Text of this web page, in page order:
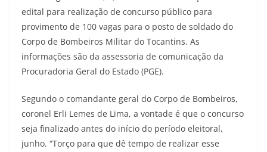
edital para realização de concurso público para
provimento de 100 vagas para o posto de soldado do
Corpo de Bombeiros Militar do Tocantins. As
informações são da assessoria de comunicação da
Procuradoria Geral do Estado (PGE).
Segundo o comandante geral do Corpo de Bombeiros,
coronel Erli Lemes de Lima, a vontade é que o concurso
seja finalizado antes do início do período eleitoral,
junho. “Torço para que dê tempo de realizar esse